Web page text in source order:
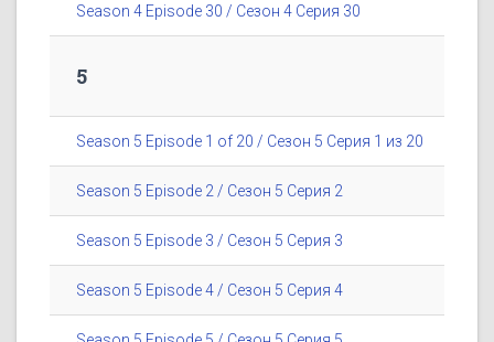
Season 4 Episode 30 / Сезон 4 Серия 30
5
Season 5 Episode 1 of 20 / Сезон 5 Серия 1 из 20
Season 5 Episode 2 / Сезон 5 Серия 2
Season 5 Episode 3 / Сезон 5 Серия 3
Season 5 Episode 4 / Сезон 5 Серия 4